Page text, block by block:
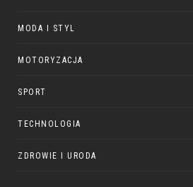
MODA I STYL
MOTORYZACJA
SPORT
TECHNOLOGIA
ZDROWIE I URODA